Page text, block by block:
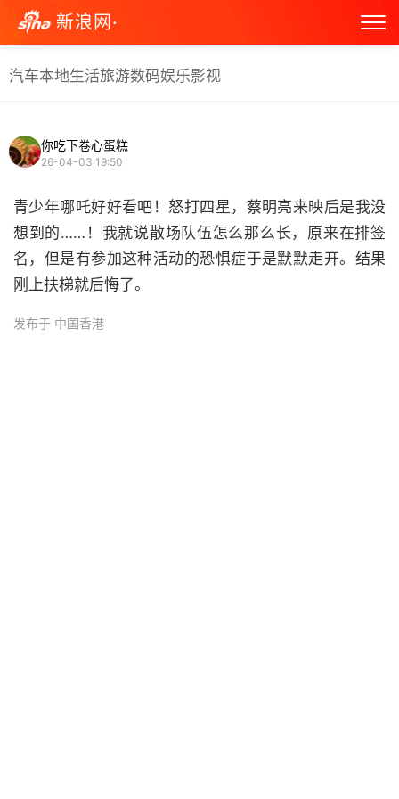
新浪网·
汽车本地生活旅游数码娱乐影视
你吃下卷心蛋糕
26-04-03 19:50
青少年哪吒好好看吧！怒打四星，蔡明亮来映后是我没
想到的……！我就说散场队伍怎么那么长，原来在排签
名，但是有参加这种活动的恐惧症于是默默走开。结果
刚上扶梯就后悔了。 ​
发布于 中国香港